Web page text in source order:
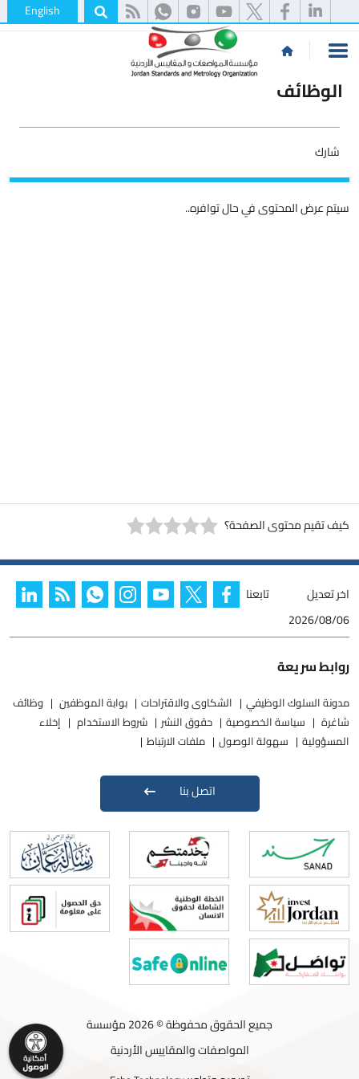
English
الوظائف
شارك
سيتم عرض المحتوى في حال توافره..
كيف تقيم محتوى الصفحة؟
اخر تعديل
2026/08/06
تابعنا
روابط سريعة
مدونة السلوك الوظيفي الشكاوى والاقتراحات بوابة الموظفين
وظائف
شاغرة
سياسة الخصوصية حقوق النشر شروط الاستخدام
إخلاء
المسؤولية
سهولة الوصول ملفات الارتباط
اتصل بنا
جميع الحقوق محفوظة © 2026 مؤسسة
المواصفات والمقاييس الأردنية